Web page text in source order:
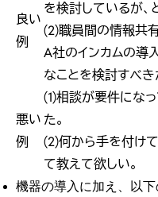
良い
例
を検討しているが、
(2)職員間の情報共
A社のインカムの導
なことを検討すべき
悪い
例
(1)相談が要件にな
た。
(2)何から手を付け
て教えて欲しい。
機器の導入に加え、以下